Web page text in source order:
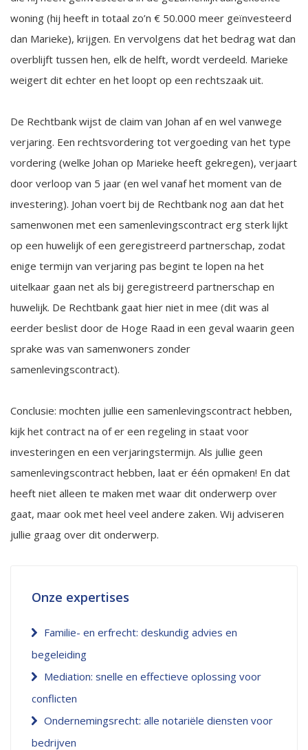
woning (hij heeft in totaal zo’n € 50.000 meer geïnvesteerd
dan Marieke), krijgen. En vervolgens dat het bedrag wat dan
overblijft tussen hen, elk de helft, wordt verdeeld. Marieke
weigert dit echter en het loopt op een rechtszaak uit.
De Rechtbank wijst de claim van Johan af en wel vanwege
verjaring. Een rechtsvordering tot vergoeding van het type
vordering (welke Johan op Marieke heeft gekregen), verjaart
door verloop van 5 jaar (en wel vanaf het moment van de
investering). Johan voert bij de Rechtbank nog aan dat het
samenwonen met een samenlevingscontract erg sterk lijkt
op een huwelijk of een geregistreerd partnerschap, zodat
enige termijn van verjaring pas begint te lopen na het
uitelkaar gaan net als bij geregistreerd partnerschap en
huwelijk. De Rechtbank gaat hier niet in mee (dit was al
eerder beslist door de Hoge Raad in een geval waarin geen
sprake was van samenwoners zonder
samenlevingscontract).
Conclusie: mochten jullie een samenlevingscontract hebben,
kijk het contract na of er een regeling in staat voor
investeringen en een verjaringstermijn. Als jullie geen
samenlevingscontract hebben, laat er één opmaken! En dat
heeft niet alleen te maken met waar dit onderwerp over
gaat, maar ook met heel veel andere zaken. Wij adviseren
jullie graag over dit onderwerp.
Onze expertises
Familie- en erfrecht: deskundig advies en
begeleiding
Mediation: snelle en effectieve oplossing voor
conflicten
Ondernemingsrecht: alle notariële diensten voor
bedrijven